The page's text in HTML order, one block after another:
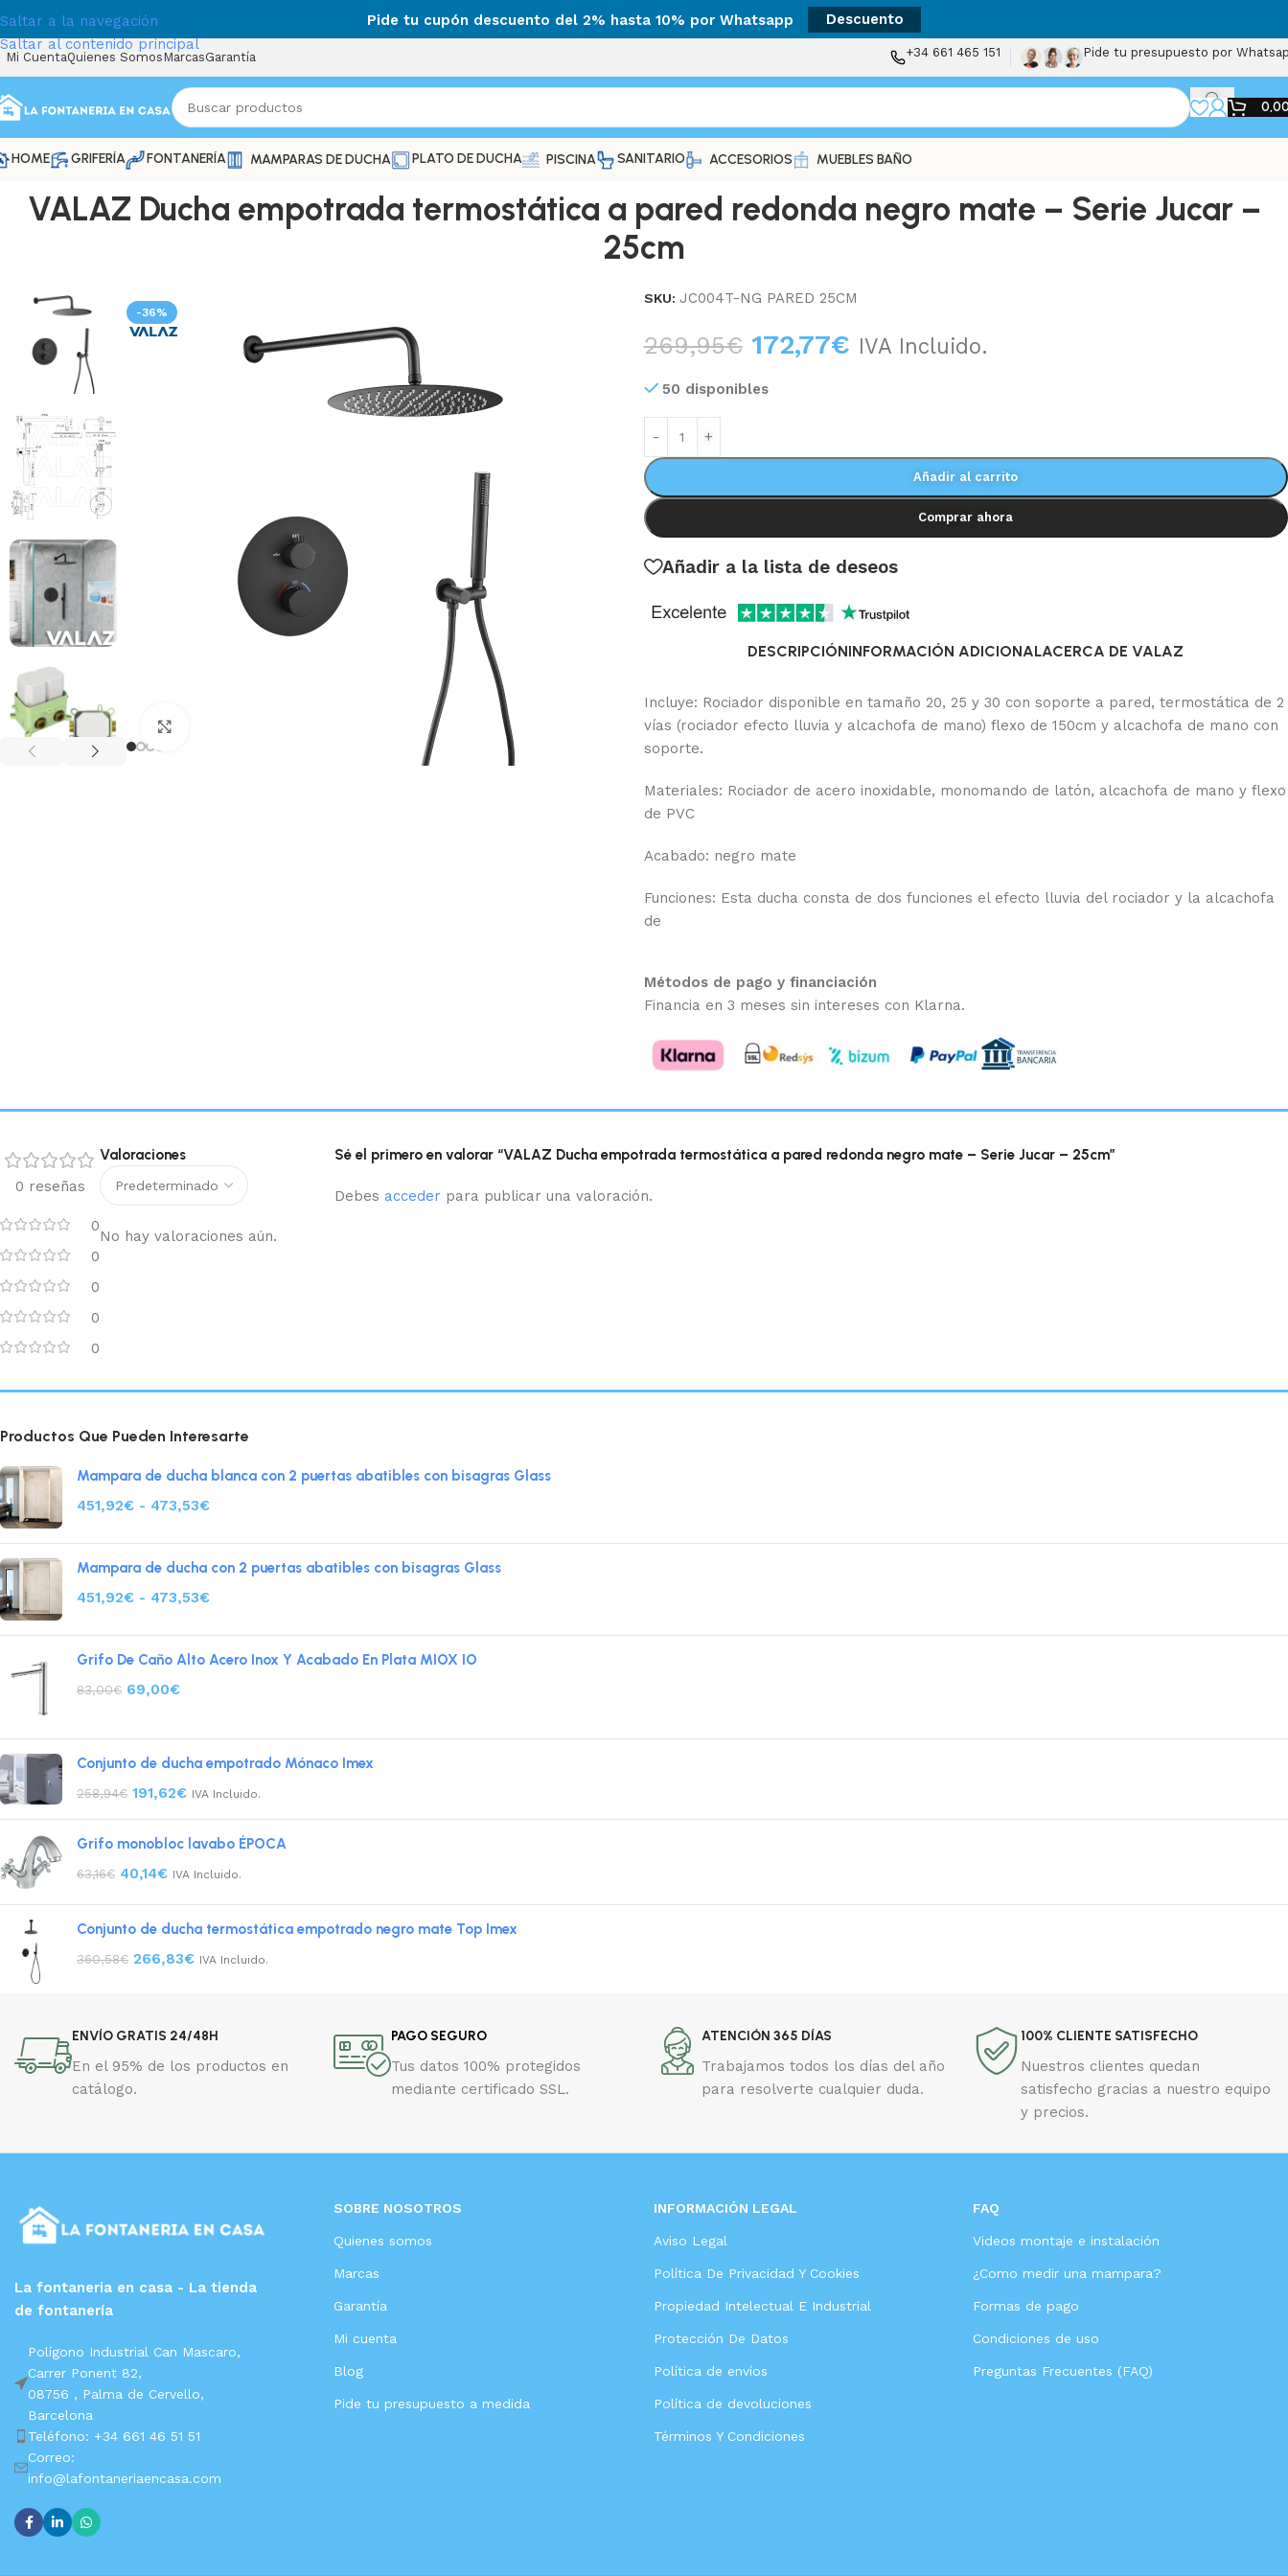
Saltar a la navegación
Saltar al contenido principal
Pide tu cupón descuento del 2% hasta 10% por Whatsapp Descuento
Mi CuentaQuienes Somos MarcasGarantía +34 661 465 151 Pide tu presupuesto por
HOME GRIFERÍA FONTANERÍA MAMPARAS DE DUCHA PLATO DE DUCHA PISCINA SANITARIO ACCESORIOS MUEBLES BAÑO
VALAZ Ducha empotrada termostática a pared redonda negro mate – Serie Jucar –
25cm
-36%
SKU: JC004T-NG PARED 25CM
269,95€ 172,77€ IVA Incluido.
50 disponibles
Añadir al carrito
Comprar ahora
Añadir a la lista de deseos
DESCRIPCIÓNINFORMACIÓN ADICIONALACERCA DE VALAZ
Incluye: Rociador disponible en tamaño 20, 25 y 30 con soporte a pared, termostática de 2
vías (rociador efecto lluvia y alcachofa de mano) flexo de 150cm y alcachofa de mano con
soporte.
Materiales: Rociador de acero inoxidable, monomando de latón, alcachofa de mano y flexo
de PVC
Acabado: negro mate
Funciones: Esta ducha consta de dos funciones el efecto lluvia del rociador y la alcachofa
de
Métodos de pago y financiación
Financia en 3 meses sin intereses con Klarna.
0 reseñas
0
0
0
0
0
Valoraciones
No hay valoraciones aún.
Sé el primero en valorar “VALAZ Ducha empotrada termostática a pared redonda negro mate – Serie Jucar – 25cm”
Debes acceder para publicar una valoración.
Productos Que Pueden Interesarte
Mampara de ducha blanca con 2 puertas abatibles con bisagras Glass
451,92€ - 473,53€
Mampara de ducha con 2 puertas abatibles con bisagras Glass
451,92€ - 473,53€
Grifo De Caño Alto Acero Inox Y Acabado En Plata MIOX IO
83,00€ 69,00€
Conjunto de ducha empotrado Mónaco Imex
258,94€ 191,62€ IVA Incluido.
Grifo monobloc lavabo ÉPOCA
63,16€ 40,14€ IVA Incluido.
Conjunto de ducha termostática empotrado negro mate Top Imex
360,58€ 266,83€ IVA Incluido.
ENVÍO GRATIS 24/48H
En el 95% de los productos en
catálogo.
PAGO SEGURO
Tus datos 100% protegidos
mediante certificado SSL.
ATENCIÓN 365 DÍAS
Trabajamos todos los días del año
para resolverte cualquier duda.
100% CLIENTE SATISFECHO
Nuestros clientes quedan
satisfecho gracias a nuestro equipo
y precios.
La fontaneria en casa - La tienda
de fontanería
Polígono Industrial Can Mascaro,
Carrer Ponent 82,
08756 , Palma de Cervello,
Barcelona
Teléfono: +34 661 46 51 51
Correo:
info@lafontaneriaencasa.com
SOBRE NOSOTROS
Quienes somos
Marcas
Garantía
Mi cuenta
Blog
Pide tu presupuesto a medida
INFORMACIÓN LEGAL
Aviso Legal
Política De Privacidad Y Cookies
Propiedad Intelectual E Industrial
Protección De Datos
Política de envíos
Política de devoluciones
Términos Y Condiciones
FAQ
Videos montaje e instalación
¿Como medir una mampara?
Formas de pago
Condiciones de uso
Preguntas Frecuentes (FAQ)